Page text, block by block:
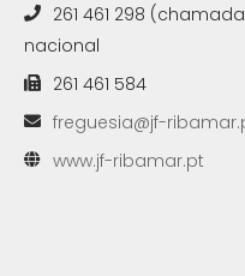
261 461 298
nacional
261 461 584
freguesia@jf-
www.jf-ribamar.pt